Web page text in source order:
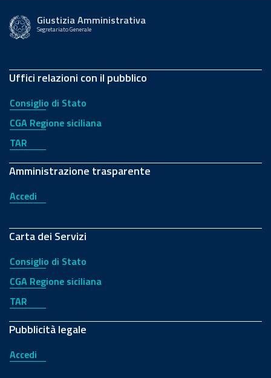
Giustizia Amministrativa
Segretariato Generale
Uffici relazioni con il pubblico
Consiglio di Stato
CGA Regione siciliana
TAR
Amministrazione trasparente
Accedi
Carta dei Servizi
Consiglio di Stato
CGA Regione siciliana
TAR
Pubblicità legale
Accedi